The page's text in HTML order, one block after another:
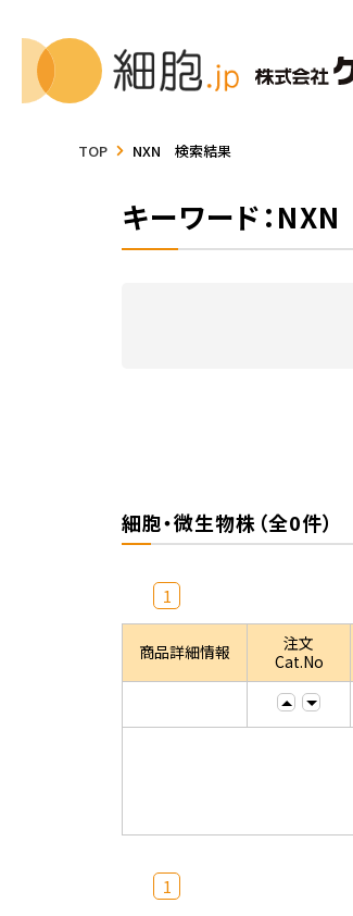
TOP NXN 検索結果
キーワード：NXN
細胞・微生物株（全0件）
1
商品詳細情報
注文
Cat.No
1